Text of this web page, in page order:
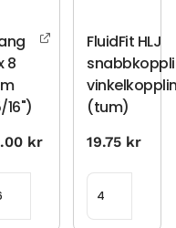
8
16")
kr
FluidFit HLJ
(tum)
19.75 kr